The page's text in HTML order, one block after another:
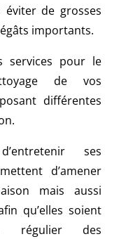
de grosses
importants.
services pour le
de vos
différentes
ses
d’amener
mais aussi
qu’elles soient
régulier des